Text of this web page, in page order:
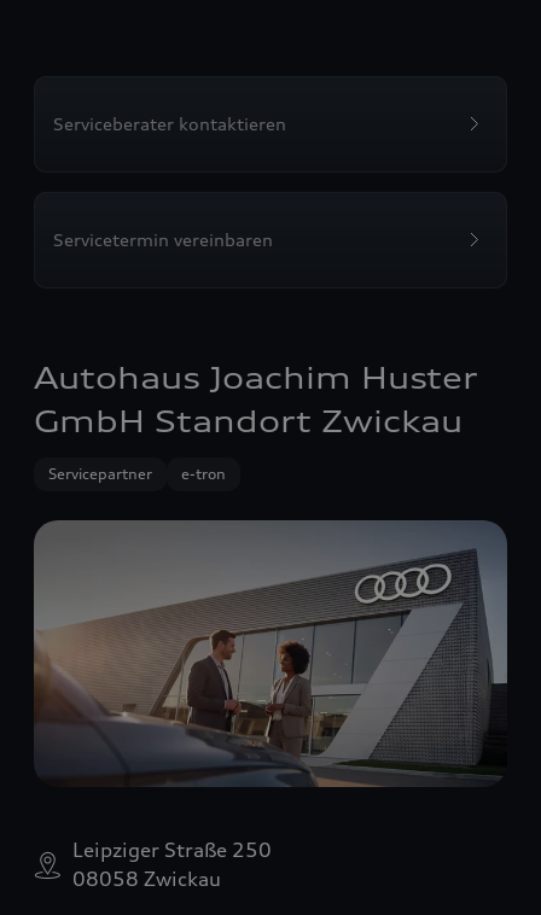
Serviceberater kontaktieren
Servicetermin vereinbaren
Autohaus Joachim Huster
GmbH Standort Zwickau
Servicepartner e-tron
Leipziger Straße 250
08058 Zwickau